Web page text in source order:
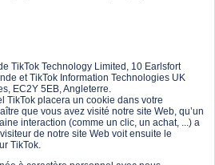
TikTok Technology Limited, 10 Earlsfort
et TikTok Information Technologies UK
EC2Y 5EB, Angleterre.
TikTok placera un cookie dans votre
que vous avez visité notre site Web, qu’un
interaction (comme un clic, un achat, ...) a
de notre site Web voit ensuite le
TikTok.